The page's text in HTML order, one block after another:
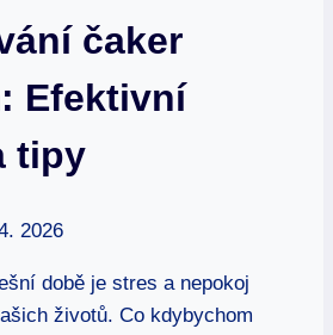
čaker
Efektivní
tipy
2026
době je stres a nepokoj
životů. Co kdybychom